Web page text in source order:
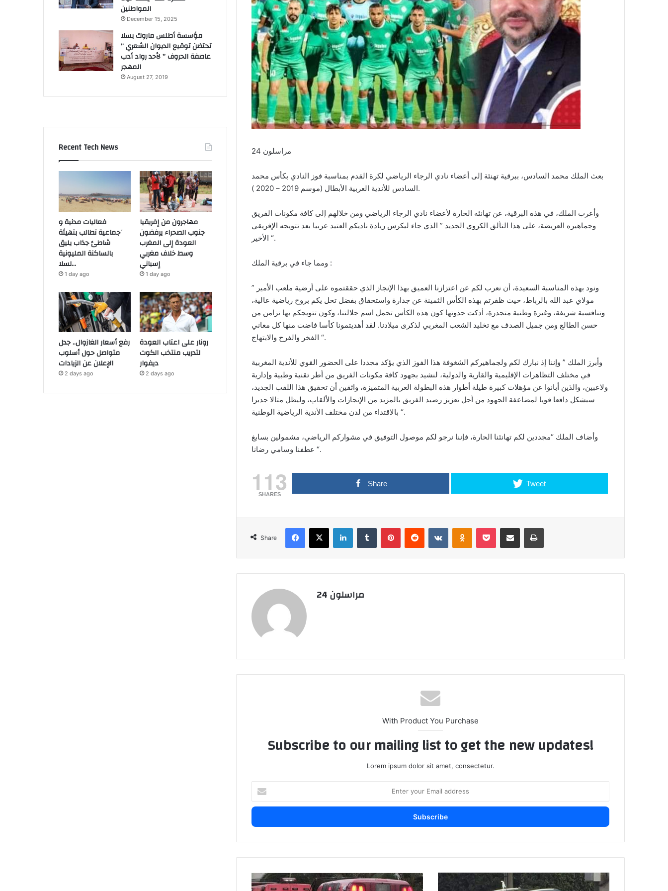
مراسلون 24
بعث الملك محمد السادس، ببرقية تهنئة إلى أعضاء نادي الرجاء الرياضي لكرة القدم بمناسبة فوز النادي بكأس محمد
السادس للأندية العربية الأبطال (موسم 2019 – 2020 ).
وأعرب الملك، في هذه البرقية، عن تهانئه الحارة لأعضاء نادي الرجاء الرياضي ومن خلالهم إلى كافة مكونات الفريق
وجماهيره العريضة، على هذا التألق الكروي الجديد ” الذي جاء ليكرس ريادة ناديكم العتيد عربيا بعد تتويجه الإفريقي
الأخير “.
ومما جاء في برقية الملك :
” ونود بهذه المناسبة السعيدة، أن نعرب لكم عن اعتزازنا العميق بهذا الإنجاز الذي حققتموه على أرضية ملعب الأمير
مولاي عبد الله بالرباط، حيث ظفرتم بهذه الكأس الثمينة عن جدارة واستحقاق بفضل تحل يكم بروح رياضية عالية،
وتنافسية شريفة، وغيرة وطنية متجذرة، أذكت جذوتها كون هذه الكأس تحمل اسم جلالتنا، وكون تتويجكم بها تزامن من
حسن الطالع ومن جميل الصدف مع تخليد الشعب المغربي لذكرى ميلادنا. لقد أهديتمونا كأسا فاضت منها كل معاني
الفخر والفرح والابتهاج “.
وأبرز الملك ” وإننا إذ نبارك لكم ولجماهيركم الشغوفة هذا الفوز الذي يؤكد مجددا على الحضور القوي للأندية المغربية
في مختلف التظاهرات الإقليمية والقارية والدولية، لنشيد بجهود كافة مكونات الفريق من أطر تقنية وطبية وإدارية
ولاعبين، والذين أبانوا عن مؤهلات كبيرة طيلة أطوار هذه البطولة العربية المتميزة، واثقين أن تحقيق هذا اللقب الجديد،
سيشكل دافعا قويا لمضاعفة الجهود من أجل تعزيز رصيد الفريق بالمزيد من الإنجازات والألقاب، وليظل مثالا جديرا
بالاقتداء من لدن مختلف الأندية الرياضية الوطنية “.
وأضاف الملك “مجددين لكم تهانئنا الحارة، فإننا نرجو لكم موصول التوفيق في مشواركم الرياضي، مشمولين بسابغ
عطفنا وسامي رضانا “.
113
SHARES
Share Tweet
Share
مراسلون 24
With Product You Purchase
Subscribe to our mailing list to get the new updates!
Lorem ipsum dolor sit amet, consectetur.
t
r
u
E
ح
ا
ا
س
المواطنين
December 15, 2025
مؤسسة أطلس ماروك بسلا
تحتضن توقيع الديوان الشعري ”
عاصفة الحروف ” لأحد رواد أدب
المهجر
August 27, 2019
Recent Tech News
فعاليات مدنية و
َجماعية تطالب بتهيئة
شاطئ جذاب يليق
بالساكنة المليونية
لسلا…
1 day ago
مهاجرون من إفريقيا
جنوب الصحراء يرفضون
العودة إلى المغرب
وسط خلاف مغربي
إسباني
1 day ago
رفع أسعار الغازوال.. جدل
متواصل حول أسلوب
الإعلان عن الزيادات
2 days ago
رونار على اعتاب العودة
لتدريب منتخب الكوت
ديفوار
2 days ago